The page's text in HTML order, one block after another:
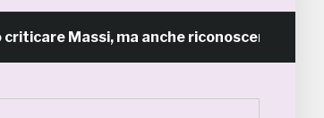
Massi, ma anche riconoscerne i meriti